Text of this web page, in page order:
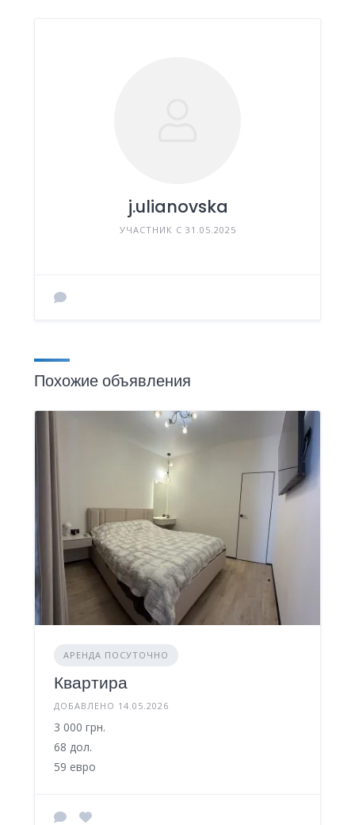
j.ulianovska
УЧАСТНИК С 31.05.2025
Похожие объявления
АРЕНДА ПОСУТОЧНО
Квартира
ДОБАВЛЕНО 14.05.2026
3 000 грн.
68 дол.
59 евро